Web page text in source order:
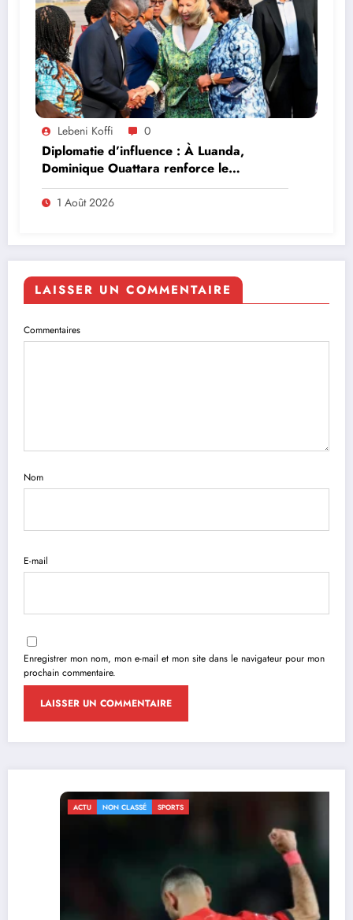
Lebeni Koffi 0
Diplomatie d’influence : À Luanda,
Dominique Ouattara renforce le
leadership solidaire de la Côte d’Ivoire en
Afrique
1 Août 2026
LAISSER UN COMMENTAIRE
Commentaires
Nom
E-mail
Enregistrer mon nom, mon e-mail et mon site dans le navigateur pour mon
prochain commentaire.
NON CLASSÉ SPORTS